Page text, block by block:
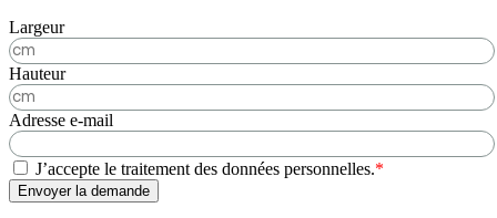
Largeur
Hauteur
Adresse e-mail
J’accepte le traitement des données personnelles.*
Envoyer la demande